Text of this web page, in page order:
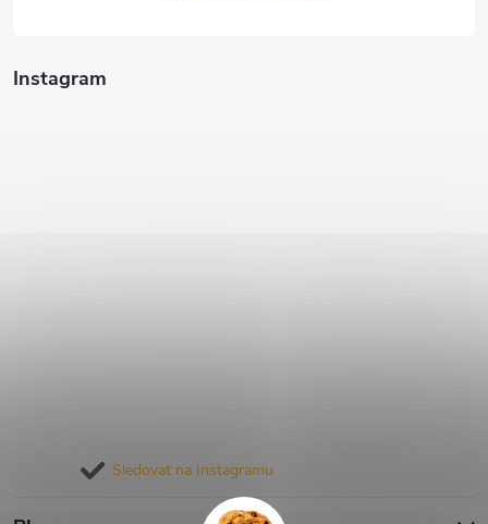
Instagram
Sledovat na Instagramu